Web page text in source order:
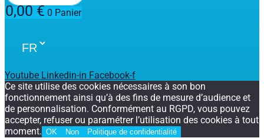
0,00€ 0 Panier
Youtube Linkedin-in Facebook-f
Ce site utilise des cookies nécessaires à son bon
fonctionnement ainsi qu’à des fins de mesure d’audience et
de personnalisation. Conformément au RGPD, vous pouvez
accepter, refuser ou paramétrer l’utilisation des cookies à tout
moment. OK Non Politique de confidentialité